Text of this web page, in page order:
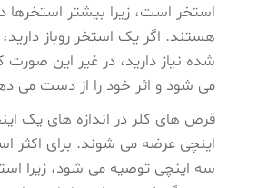
استخر است، زیرا بیشتر استخرها
هستند. اگر یک استخر روباز
شده نیاز دارید، در غیر این صورت
می شود و اثر خود را از دست می
قرص های کلر در اندازه های یک
اینچی عرضه می شوند. برای اکثر
سه اینچی توصیه می ‌شود، زیرا